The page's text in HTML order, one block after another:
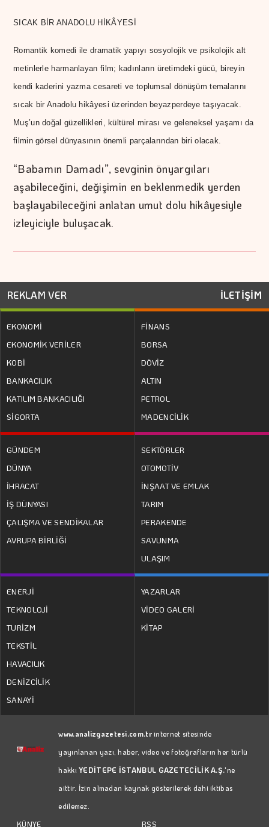
SICAK BİR ANADOLU HİKÂYESİ
Romantik komedi ile dramatik yapıyı sosyolojik ve psikolojik alt
metinlerle harmanlayan film; kadınların üretimdeki gücü, bireyin
kendi kaderini yazma cesareti ve toplumsal dönüşüm temalarını
sıcak bir Anadolu hikâyesi üzerinden beyazperdeye taşıyacak.
Muş’un doğal güzellikleri, kültürel mirası ve geleneksel yaşamı da
filmin görsel dünyasının önemli parçalarından biri olacak.
“Babamın Damadı”, sevginin önyargıları
aşabileceğini, değişimin en beklenmedik yerden
başlayabileceğini anlatan umut dolu hikâyesiyle
izleyiciyle buluşacak.
REKLAM VER İLETİŞİM
EKONOMİ
EKONOMİK VERİLER
KOBİ
BANKACILIK
KATILIM BANKACILIĞI
SİGORTA
FİNANS
BORSA
DÖVİZ
ALTIN
PETROL
MADENCİLİK
GÜNDEM
DÜNYA
İHRACAT
İŞ DÜNYASI
ÇALIŞMA VE SENDİKALAR
AVRUPA BİRLİĞİ
SEKTÖRLER
OTOMOTİV
İNŞAAT VE EMLAK
TARIM
PERAKENDE
SAVUNMA
ULAŞIM
ENERJİ
TEKNOLOJİ
TURİZM
TEKSTİL
HAVACILIK
DENİZCİLİK
SANAYİ
YAZARLAR
VİDEO GALERİ
KİTAP
www.analizgazetesi.com.trinternet sitesinde
yayınlanan yazı, haber, video ve fotoğrafların her türlü
hakkıYEDİTEPE İSTANBUL GAZETECİLİK A.Ş.'ne
aittir. İzin almadan kaynak gösterilerek dahi iktibas
edilemez.
KÜNYE
RSS